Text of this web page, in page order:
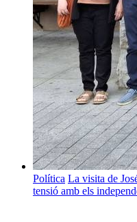
Política La visita de
tensió amb els